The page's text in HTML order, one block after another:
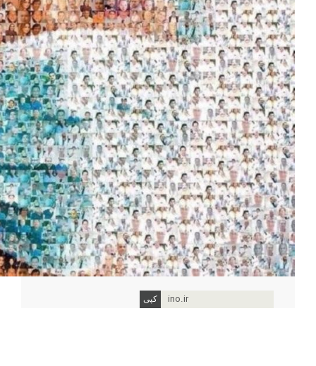
ino.ir